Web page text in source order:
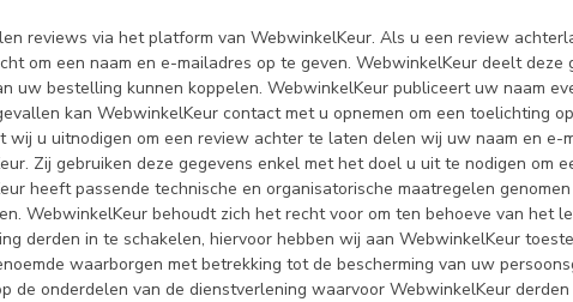
reviews via het platform van WebwinkelKeur. Als u een review
om een naam en e-mailadres op te geven. WebwinkelKeur deelt deze
uw bestelling kunnen koppelen. WebwinkelKeur publiceert uw naam
kan WebwinkelKeur contact met u opnemen om een toelichting
wij u uitnodigen om een review achter te laten delen wij uw naam en e-
Zij gebruiken deze gegevens enkel met het doel u uit te nodigen om
heeft passende technische en organisatorische maatregelen
WebwinkelKeur behoudt zich het recht voor om ten behoeve van het
derden in te schakelen, hiervoor hebben wij aan WebwinkelKeur
waarborgen met betrekking tot de bescherming van uw
de onderdelen van de dienstverlening waarvoor WebwinkelKeur